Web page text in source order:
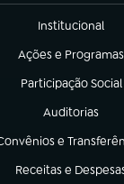
Institucional
(abre em nova
Ações e Programas
(abre em nova aba)
Participação Social
(abre em nova aba)
Auditorias
(abre em nova
e
em nova aba)
Receitas e
(abre em nova aba)